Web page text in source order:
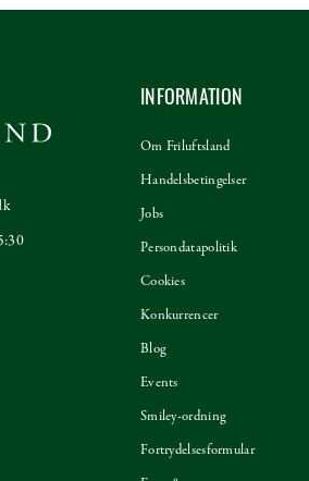
INFORMATION
Om Friluftsland
Handelsbetingelser
Jobs
Persondatapolitik
Cookies
Konkurrencer
Blog
Events
Smiley-ordning
Fortrydelsesformular